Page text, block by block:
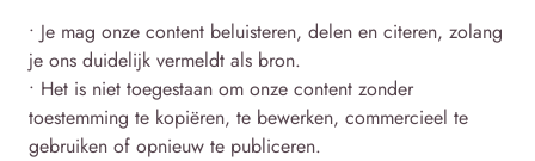
• Je mag onze content beluisteren, delen en citeren, zolang
je ons duidelijk vermeldt als bron.
• Het is niet toegestaan om onze content zonder
toestemming te kopiëren, te bewerken, commercieel te
gebruiken of opnieuw te publiceren.